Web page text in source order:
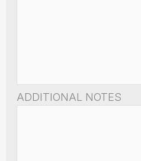
ADDITIONAL NOTES